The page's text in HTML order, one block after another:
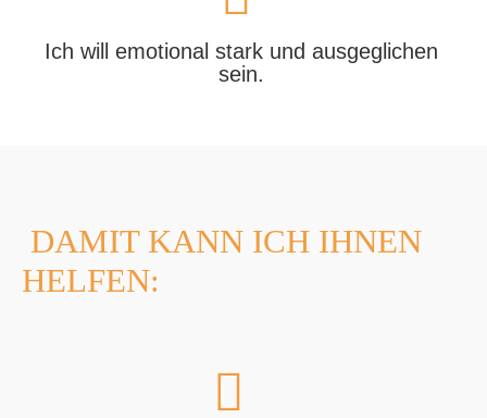
Ich will emotional stark und ausgeglichen
sein.
DAMIT KANN ICH IHNEN
HELFEN: